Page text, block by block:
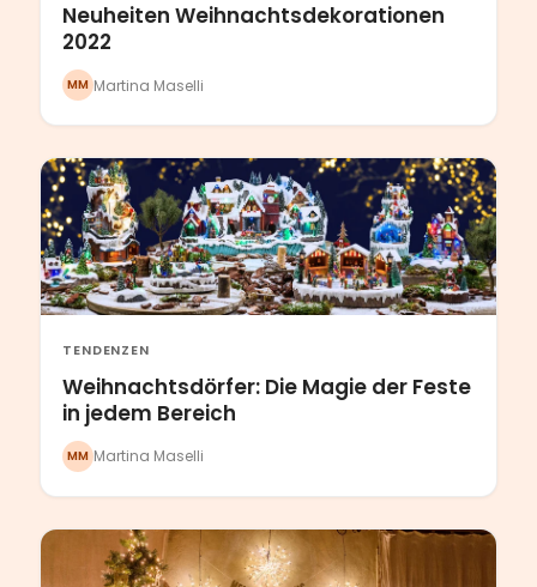
Neuheiten Weihnachtsdekorationen
2022
MM Martina Maselli
TENDENZEN
Weihnachtsdörfer: Die Magie der Feste
in jedem Bereich
MM Martina Maselli